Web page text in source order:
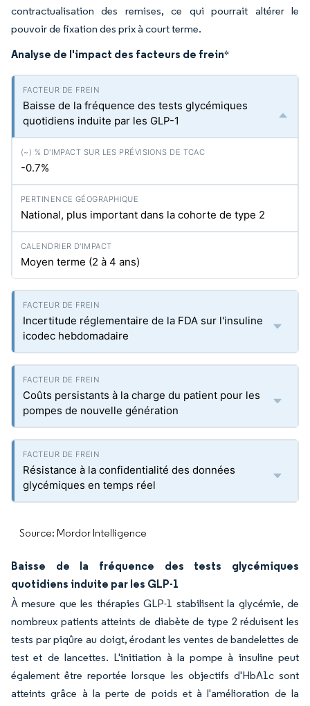
contractualisation des remises, ce qui pourrait altérer le
pouvoir de fixation des prix à court terme.
Analyse de l'impact des facteurs de frein*
Baisse de la fréquence des tests glycémiques
quotidiens induite par les GLP-1
-0.7%
National, plus important dans la cohorte de type 2
Moyen terme (2 à 4 ans)
Incertitude réglementaire de la FDA sur l'insuline
icodec hebdomadaire
Coûts persistants à la charge du patient pour les
pompes de nouvelle génération
Résistance à la confidentialité des données
glycémiques en temps réel
Source: Mordor Intelligence
Baisse de la fréquence des tests glycémiques
quotidiens induite par les GLP-1
À mesure que les thérapies GLP-1 stabilisent la glycémie, de
nombreux patients atteints de diabète de type 2 réduisent les
tests par piqûre au doigt, érodant les ventes de bandelettes de
test et de lancettes. L'initiation à la pompe à insuline peut
également être reportée lorsque les objectifs d'HbA1c sont
atteints grâce à la perte de poids et à l'amélioration de la